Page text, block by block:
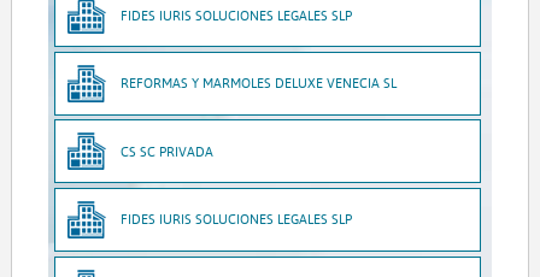
FIDES IURIS SOLUCIONES LEGALES SLP
REFORMAS Y MARMOLES DELUXE VENECIA SL
CS SC PRIVADA
FIDES IURIS SOLUCIONES LEGALES SLP